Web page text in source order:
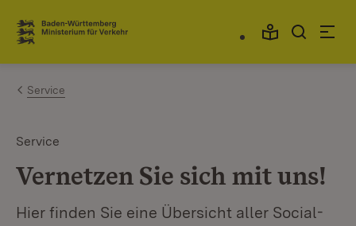
Zum Inhalt springen
Link zur Startseite
Service
Service
Vernetzen Sie sich mit uns!
Hier finden Sie eine Übersicht aller Social-